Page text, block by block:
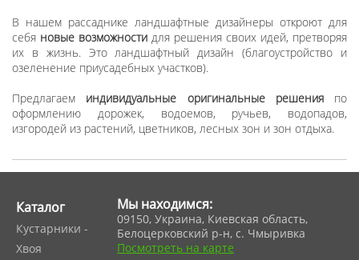
В нашем рассаднике ландшафтные дизайнеры откроют для
себя новые возможности для решения своих идей, претворяя
их в жизнь. Это ландшафтный дизайн (благоустройство и
озеленение приусадебных участков).
Предлагаем индивидуальные оригинальные решенияпо
оформлению дорожек, водоемов, ручьев, водопадов,
изгородей из растений, цветников, лесных зон и зон отдыха.
Каталог
Кустарники -
Хвоя
Мы находимся:
09150, Украина, Киевская область,
Белоцерковский р-н, с. Чмыривка
Посмотреть на карте